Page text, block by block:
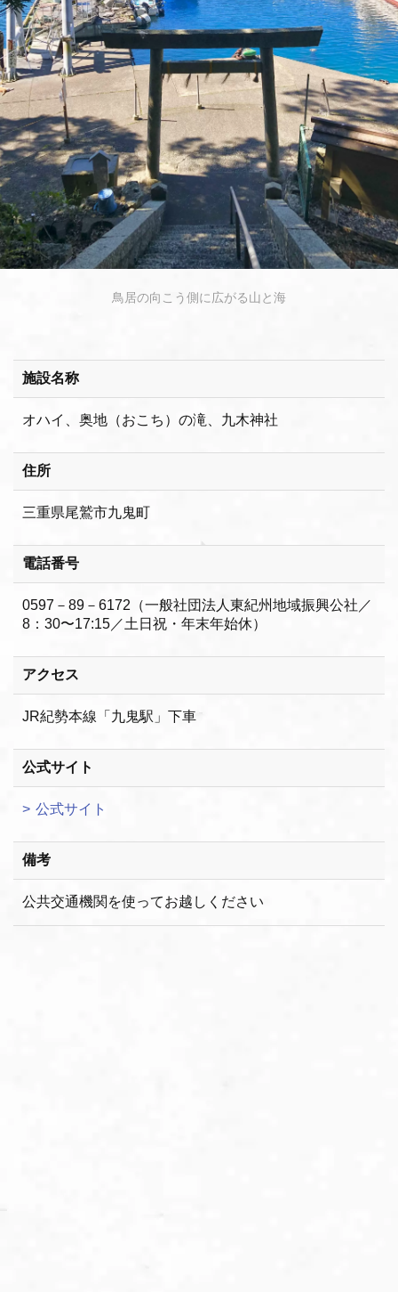
鳥居の向こう側に広がる山と海
施設名称
オハイ、奥地（おこち）の滝、九木神社
住所
三重県尾鷲市九鬼町
電話番号
0597－89－6172（一般社団法人東紀州地域振興公社／
8：30〜17:15／土日祝・年末年始休）
アクセス
JR紀勢本線「九鬼駅」下車
公式サイト
公式サイト
備考
公共交通機関を使ってお越しください